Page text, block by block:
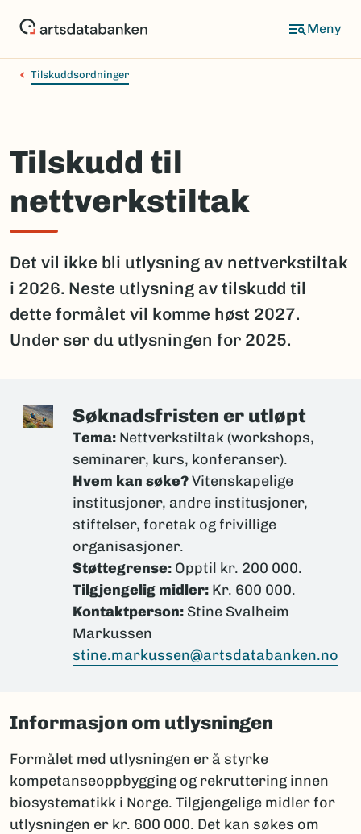
Tilskuddsordninger
Tilskudd til
nettverkstiltak
Det vil ikke bli utlysning av nettverkstiltak
i 2026. Neste utlysning av tilskudd til
dette formålet vil komme høst 2027.
Under ser du utlysningen for 2025.
Søknadsfristen er utløpt
Tema: Nettverkstiltak (workshops,
seminarer, kurs, konferanser).
Hvem kan søke?Vitenskapelige
institusjoner, andre institusjoner,
stiftelser, foretak og frivillige
organisasjoner.
Støttegrense: Opptil kr. 200 000.
Tilgjengelig midler: Kr. 600 000.
Kontaktperson: Stine Svalheim
Markussen
stine.markussen@artsdatabanken.no
Informasjon om utlysningen
Formålet med utlysningen er å styrke
kompetanseoppbygging og rekruttering innen
biosystematikk i Norge. Tilgjengelige midler for
utlysningen er kr. 600 000. Det kan søkes om